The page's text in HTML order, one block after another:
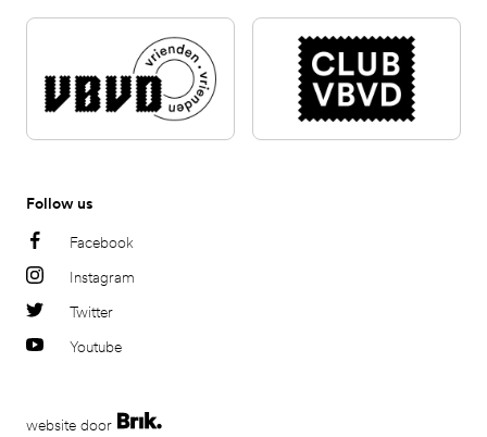
Follow us
Facebook
Instagram
Twitter
Youtube
website door